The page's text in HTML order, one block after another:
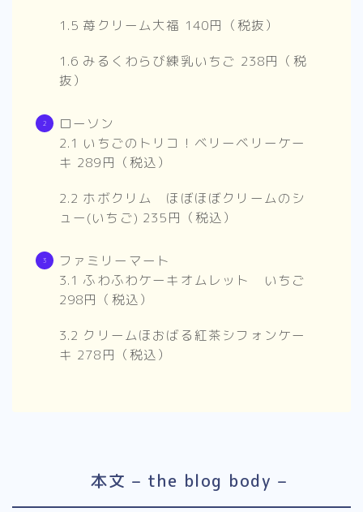
1.5 苺クリーム大福 140円（税抜）
1.6 みるくわらび練乳いちご 238円（税
抜）
ローソン
2.1 いちごのトリコ！ベリーベリーケー
キ 289円（税込）
2.2 ホボクリム ほぼほぼクリームのシ
ュー(いちご) 235円（税込）
ファミリーマート
3.1 ふわふわケーキオムレット いちご
298円（税込）
3.2 クリームほおばる紅茶シフォンケー
キ 278円（税込）
本文 – the blog body –